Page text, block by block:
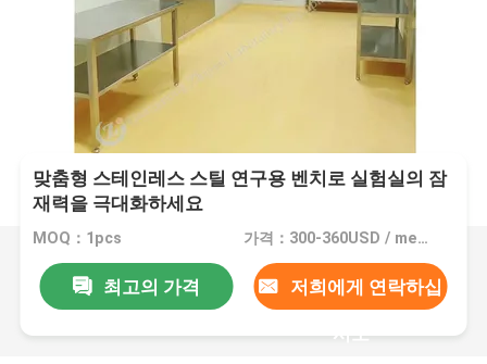
맞춤형 스테인레스 스틸 연구용 벤치로 실험실의 잠
재력을 극대화하세요
MOQ：1pcs 가격：300-360USD / meter
최고의 가격 저희에게 연락하십
시오